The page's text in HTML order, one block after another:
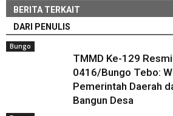
BERITA TERKAIT
DARI PENULIS
Bungo
TMMD Ke-129
0416/Bungo Tebo:
Pemerintah Daerah
Bangun Desa